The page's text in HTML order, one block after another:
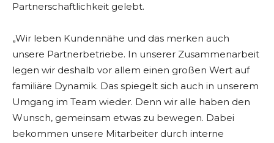
Partnerschaftlichkeit gelebt.
„Wir leben Kundennähe und das merken auch
unsere Partnerbetriebe. In unserer Zusammenarbeit
legen wir deshalb vor allem einen großen Wert auf
familiäre Dynamik. Das spiegelt sich auch in unserem
Umgang im Team wieder. Denn wir alle haben den
Wunsch, gemeinsam etwas zu bewegen. Dabei
bekommen unsere Mitarbeiter durch interne